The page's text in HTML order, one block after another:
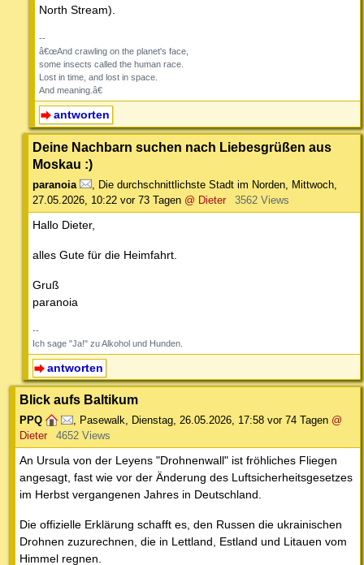
North Stream).
--
â€œAnd crawling on the planet's face,
some insects called the human race.
Lost in time, and lost in space.
And meaning.â€
antworten
Deine Nachbarn suchen nach Liebesgrüßen aus
Moskau :)
paranoia Die durchschnittlichste Stadt im Norden Mittwoch,
27.05.2026, 10:22 vor 73 Tagen @ Dieter 3562 Views
Hallo Dieter,
alles Gute für die Heimfahrt.
Gruß
paranoia
--
Ich sage "Ja!" zu Alkohol und Hunden.
antworten
Blick aufs Baltikum
PPQ , Pasewalk, Dienstag, 26.05.2026, 17:58 vor 74 Tagen @
Dieter
4652 Views
An Ursula von der Leyens "Drohnenwall" ist fröhliches Fliegen
angesagt, fast wie vor der Änderung des Luftsicherheitsgesetzes
im Herbst vergangenen Jahres in Deutschland.
Die offizielle Erklärung schafft es, den Russen die ukrainischen
Drohnen zuzurechnen, die in Lettland, Estland und Litauen vom
Himmel regnen.